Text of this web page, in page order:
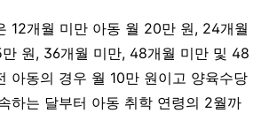
12개월 미만 아동 월 20만 원, 24개월
원, 36개월 미만, 48개월 미만 및 48
아동의 경우 월 10만 원이고 양육수당
하는 달부터 아동 취학 연령의 2월까